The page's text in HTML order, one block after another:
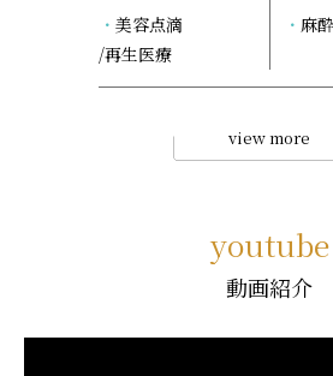
美容点滴
/再生医療
麻酔
view more
youtube
動画紹介